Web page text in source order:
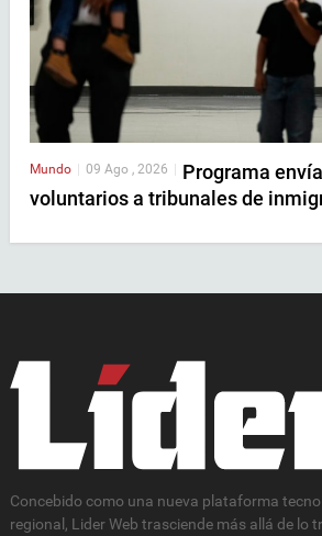
Mundo | 09 Ago , 2026 | Programa
voluntarios a tribunales de
Concebido como una nueva plataforma
regional, Lider Web trasciende más allá de lo